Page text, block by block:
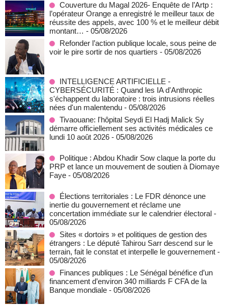
Couverture du Magal 2026- Enquête de l’Artp :
l’opérateur Orange a enregistré le meilleur taux de
réussite des appels, avec 100 % et le meilleur débit
montant… - 05/08/2026
Refonder l’action publique locale, sous peine de
voir le pire sortir de nos quartiers - 05/08/2026
INTELLIGENCE ARTIFICIELLE -
CYBERSÉCURITÉ : Quand les IA d'Anthropic
s'échappent du laboratoire : trois intrusions réelles
nées d'un malentendu - 05/08/2026
Tivaouane: l'hôpital Seydi El Hadj Malick Sy
démarre officiellement ses activités médicales ce
lundi 10 août 2026 - 05/08/2026
Politique : Abdou Khadir Sow claque la porte du
PRP et lance un mouvement de soutien à Diomaye
Faye - 05/08/2026
Élections territoriales : Le FDR dénonce une
inertie du gouvernement et réclame une
concertation immédiate sur le calendrier électoral -
05/08/2026
Sites « dortoirs » et politiques de gestion des
étrangers : Le député Tahirou Sarr descend sur le
terrain, fait le constat et interpelle le gouvernement -
05/08/2026
Finances publiques : Le Sénégal bénéfice d’un
financement d’environ 340 milliards F CFA de la
Banque mondiale - 05/08/2026